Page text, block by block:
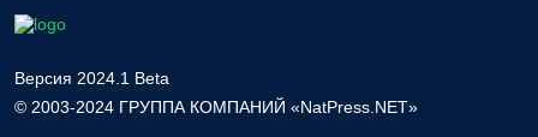
Версия 2024.1 Beta
© 2003-2024 ГРУППА КОМПАНИЙ «NatPress.NET»